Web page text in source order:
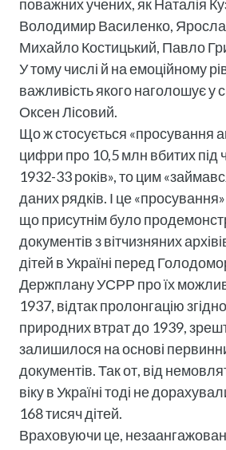
поважних учених, як Наталія
Володимир Василенко,
Михайло Костицький, Павло
У тому числі й на емоційному
важливість якого наголошує у
Оксен Лісовий.
Що ж стосується «просування
цифри про 10,5 млн вбитих під
1932-33 років», то цим
даних рядків. І це
що присутнім було
документів з вітчизняних
дітей в Україні перед
Держплану УСРР про їх
1937, відтак пролонгацію
природних втрат до 1939,
залишилося на основі
документів. Так от, від
віку в Україні тоді не
168 тисяч дітей.
Враховуючи це,